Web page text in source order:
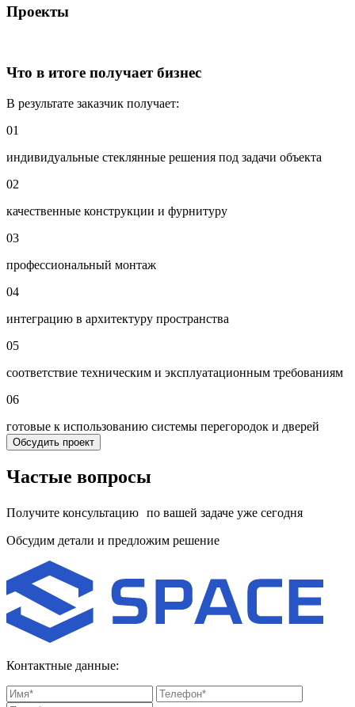
Проекты
Что в итоге получает бизнес
В результате заказчик получает:
01
индивидуальные стеклянные решения под задачи объекта
02
качественные конструкции и фурнитуру
03
профессиональный монтаж
04
интеграцию в архитектуру пространства
05
соответствие техническим и эксплуатационным требованиям
06
готовые к использованию системы перегородок и дверей
Обсудить проект
Частые вопросы
Получите консультацию по вашей задаче уже сегодня
Обсудим детали и предложим решение
Контактные данные: